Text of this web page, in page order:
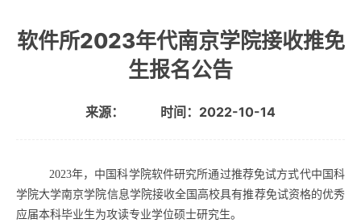
软件所2023年代南京学院接收推免
生报名公告
来源： 时间：2022-10-14
2023年，中国科学院软件研究所通过推荐免试方式代中国科
学院大学南京学院信息学院接收全国高校具有推荐免试资格的优秀
应届本科毕业生为攻读专业学位硕士研究生。